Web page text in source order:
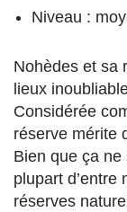
Niveau :
Nohèdes et sa
lieux
Considérée
réserve mérite
Bien que ça
plupart d’entre
réserves